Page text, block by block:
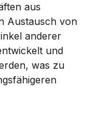
aus
Austausch von
anderer
und
was zu